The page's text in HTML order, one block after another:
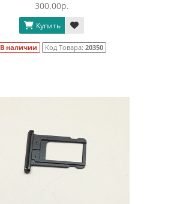
300.00р.
Купить
В наличии Код Товара: 20350